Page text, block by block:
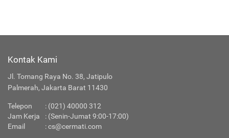
Kontak Kami
Jl. Tomang Raya No. 38, Jatipulo
Palmerah, Jakarta Barat 11430
Telepon : (021) 40000 312
Jam Kerja
: (Senin-Jumat 9:00-17:00)
Email
:cs@cermati.com